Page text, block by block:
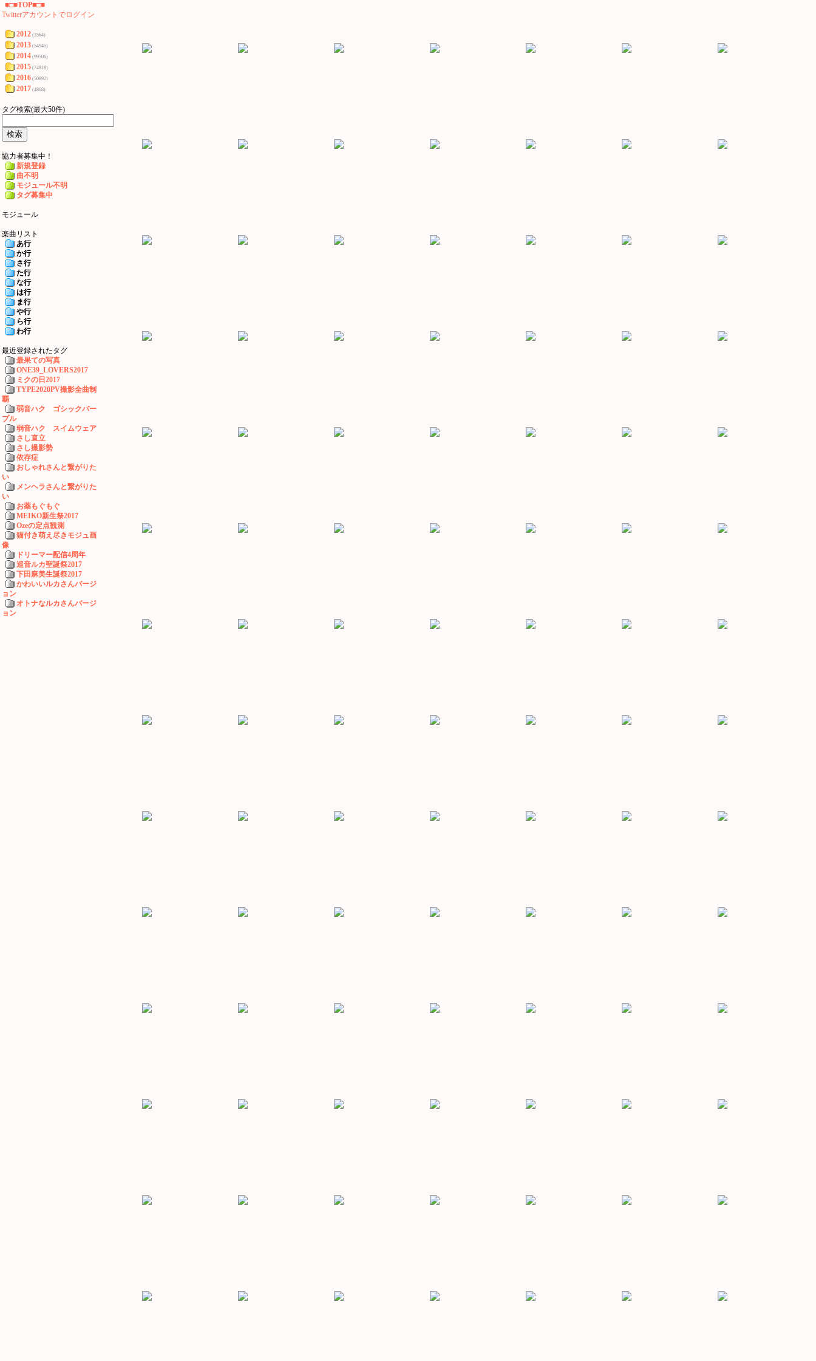
■□■TOP■□■
Twitterアカウントでログイン
2012 (3564)
2013 (54945)
2014 (99506)
2015 (74818)
2016 (50892)
2017 (4868)
タグ検索(最大50件)
協力者募集中！
新規登録
曲不明
モジュール不明
タグ募集中
モジュール
楽曲リスト
あ行
か行
さ行
た行
な行
は行
ま行
や行
ら行
わ行
最近登録されたタグ
最果ての写真
ONE39_LOVERS2017
ミクの日2017
TYPE2020PV撮影全曲制
覇
弱音ハク ゴシックパー
プル
弱音ハク スイムウェア
さし直立
さし撮影勢
依存症
おしゃれさんと繋がりた
い
メンヘラさんと繋がりた
い
お薬もぐもぐ
MEIKO新生祭2017
Ozeの定点観測
猫付き萌え尽きモジュ画
像
ドリーマー配信4周年
巡音ルカ聖誕祭2017
下田麻美生誕祭2017
かわいいルカさんバージ
ョン
オトナなルカさんバージ
ョン